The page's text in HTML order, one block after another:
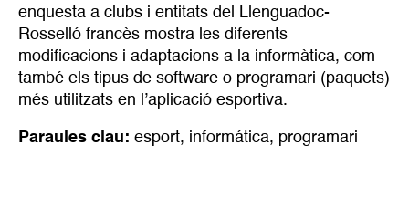
enquesta a clubs i entitats del Llenguadoc-
Rosselló francès mostra les diferents
modificacions i adaptacions a la informàtica, com
també els tipus de software o programari (paquets)
més utilitzats en l’aplicació esportiva.
Paraules clau: esport, informática, programari